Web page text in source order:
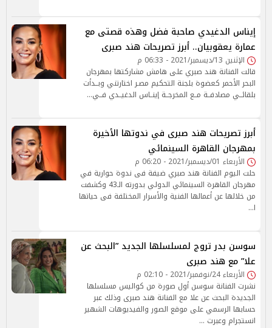
إيناس الدغيدي صاحبة فضل وهذه قصتى مع
عمارة يعقوبيان.. أبرز تصريحات هند صبرى
الإثنين 13/ديسمبر/2021 - 06:33 م
قالت الفنانة هند صبري على هامش مشاركتها بمهرجان
البحر الأحمر كعضوة بلجنة التحكيم مصـر اختارتني وبــدأت
بلقائــي مصادفــة مــع المخرجــة إينــاس الدغيــدي فــي…
أبرز تصريحات هند صبرى في ندوتها الأخيرة
بمهرجان القاهرة السينمائي
الأربعاء 01/ديسمبر/2021 - 06:20 م
حلت اليوم الفنانة هند صبري ضيفة فى ندوة حوارية في
مهرجان القاهرة السينمائي الدولي بدورته الـ43 وكشفت
من خلالها عن أعمالها الفنية والأسرار المختلفة فى حياتها
ا…
سوسن بدر تروج لمسلسلها الجديد ”البحث عن
علا” مع هند صبرى
الأربعاء 24/نوفمبر/2021 - 02:10 م
نشرت الفنانة سوسن أول صورة من كواليس مسلسلها
الجديدة البحث عن علا مع الفنانة هند صبرى وذلك عبر
حسابها الرسمي على موقع الصور والفيديوهات الشهير
انستجرام وعبرت …